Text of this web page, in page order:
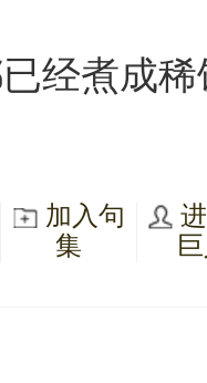
经煮成
加入句
集